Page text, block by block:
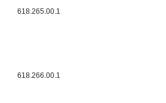
618.265.00.1
618.266.00.1